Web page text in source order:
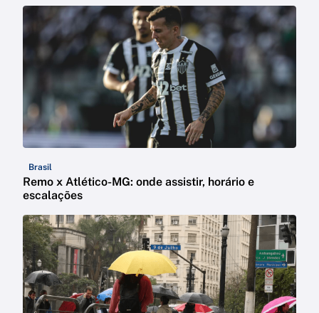
Brasil
Remo x Atlético-MG: onde assistir, horário e
escalações